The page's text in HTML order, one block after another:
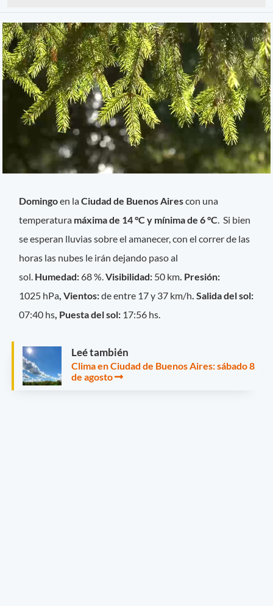
Domingoen laCiudad de Buenos Airescon una
temperatura máxima de 14 °C y mínima de 6 °C . Si bien
se esperan lluvias sobre el amanecer, con el correr de las
horas las nubes le irán dejando paso al
sol. Humedad:68 %. Visibilidad: 50 km . Presión:
1025 hPa , Vientos:de entre 17 y 37 km/h . Salida del sol:
07:40 hs , Puesta del sol: 17:56 hs.
Leé también
Clima en Ciudad de Buenos Aires: sábado 8
de agosto